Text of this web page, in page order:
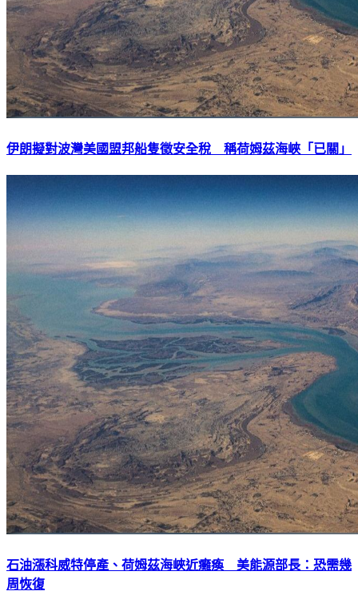
伊朗擬對波灣美國盟邦船隻徵安全稅 稱荷姆茲海峽「已關」
石油漲科威特停產、荷姆茲海峽近癱瘓 美能源部長：恐需幾
周恢復